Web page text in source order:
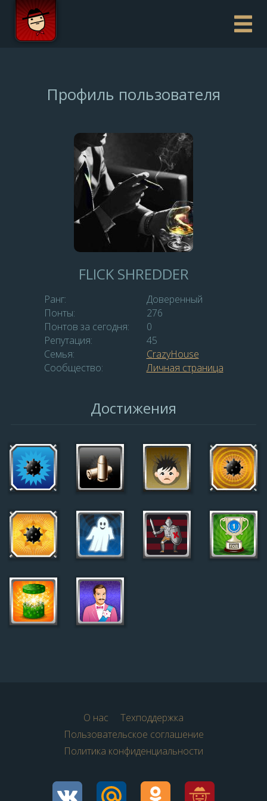
Профиль пользователя
FLICK SHREDDER
Ранг:
Доверенный
Понты:
276
Понтов за сегодня:
0
Репутация:
45
Семья:
CrazyHouse
Сообщество:
Личная страница
Достижения
О нас
Техподдержка
Пользовательское соглашение
Политика конфиденциальности